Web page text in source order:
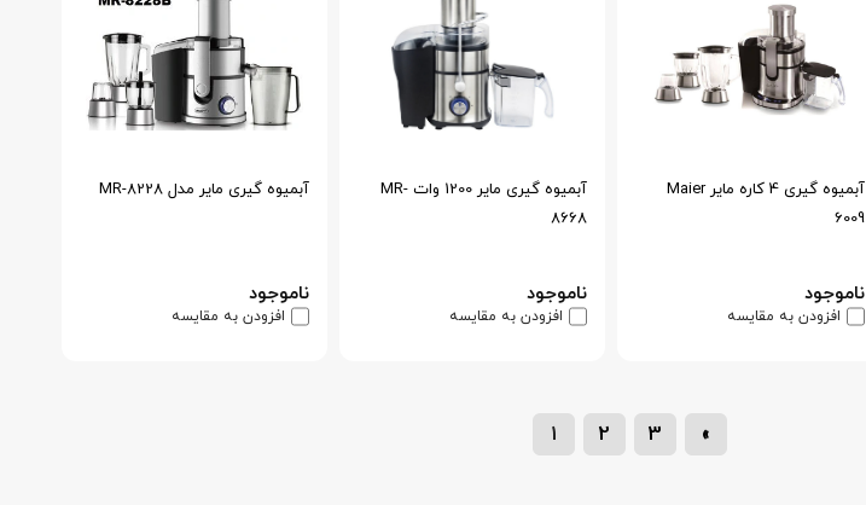
آبمیوه گیری 4 کاره مایر Maier
6009
ناموجود
افزودن به مقایسه
آبمیوه گیری مایر 1200 وات MR-
8668
ناموجود
افزودن به مقایسه
آبمیوه گیری مایر مدل MR-8228
ناموجود
افزودن به مقایسه
1 2 3 »